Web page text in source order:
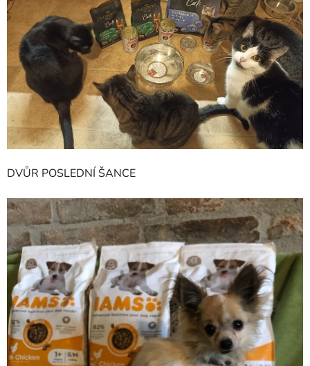
DVŮR POSLEDNÍ ŠANCE